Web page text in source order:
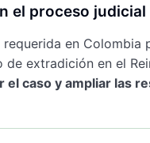
el proceso judicial
requerida en Colombia
de extradición en el
el caso y ampliar las